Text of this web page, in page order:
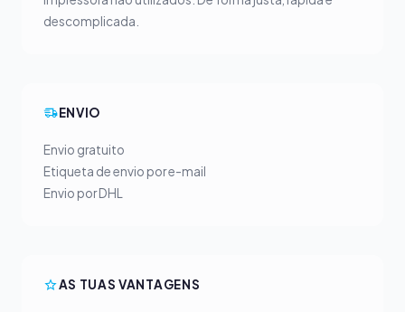
descomplicada.
ENVIO
Envio gratuito
Etiqueta de envio por e-mail
Envio por DHL
AS TUAS VANTAGENS